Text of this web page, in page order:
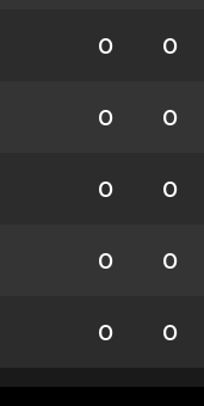
0 0
0 0
0 0
0 0
0 0